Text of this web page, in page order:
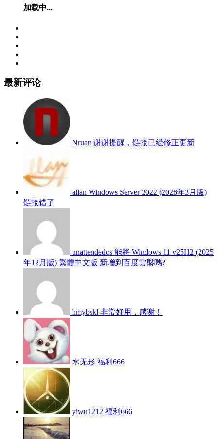
加载中...
最新评论
Nruan 谢谢提醒，链接已经修正更新
allan Windows Server 2022 (2026年3月版)
链接错了
unattendedos 能將 Windows 11 v25H2 (2025
年12月版) 繁體中文版 新增到百度雲盤嗎?
hmybskl 非常好用，感谢！
水无形 福利666
yiwu1212 福利666